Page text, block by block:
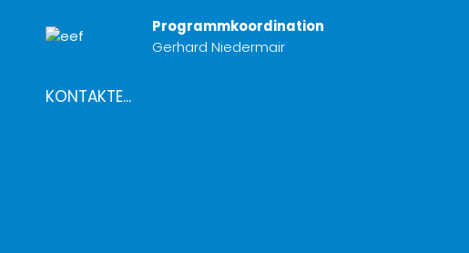
Programmkoordination
Gerhard Niedermair
KONTAKTE...